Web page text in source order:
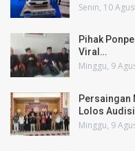
Senin, 10
Pihak
Viral…
Minggu, 9
Persaingan
Lolos
Minggu, 9